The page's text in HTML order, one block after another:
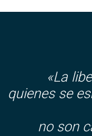
«La
quienes se
no son